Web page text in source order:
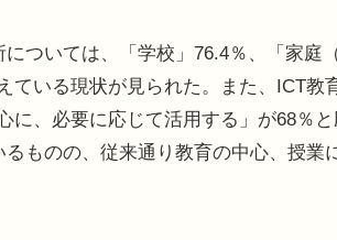
ついては、「学校」76.4％、「家庭
ている現状が見られた。また、ICT教
、必要に応じて活用する」が68％と
ものの、従来通り教育の中心、授業